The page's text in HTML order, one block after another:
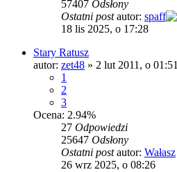
57407 Odsłony
Ostatni postautor: spaff
18 lis 2025, o 17:28
Stary Ratusz
autor: zet48 » 2 lut 2011, o 01:51
1
2
3
Ocena: 2.94%
27 Odpowiedzi
25647 Odsłony
Ostatni postautor: Wałasz
26 wrz 2025, o 08:26